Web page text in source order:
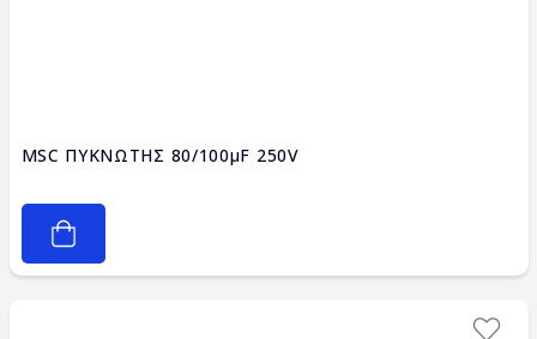
MSC ΠΥΚΝΩΤΗΣ 80/100μF 250V